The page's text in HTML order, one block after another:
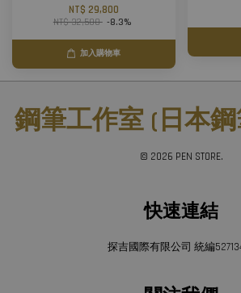
NT$ 29,800
NT$ 32,500 -8.3%
加入購物車
鋼筆工作室 (日本
© 2026 PEN STORE.
快速連結
探吉國際有限公司 統編